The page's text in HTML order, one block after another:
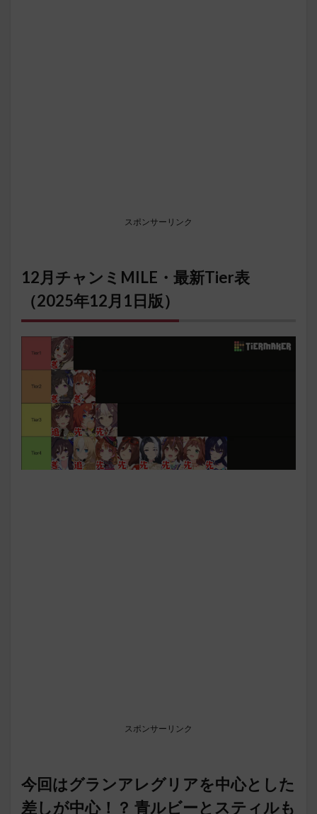
スポンサーリンク
12月チャンミMILE・最新Tier表
（2025年12月1日版）
スポンサーリンク
今回はグランアレグリアを中心とした
差しが中心！？ 青ルビーとスティルも